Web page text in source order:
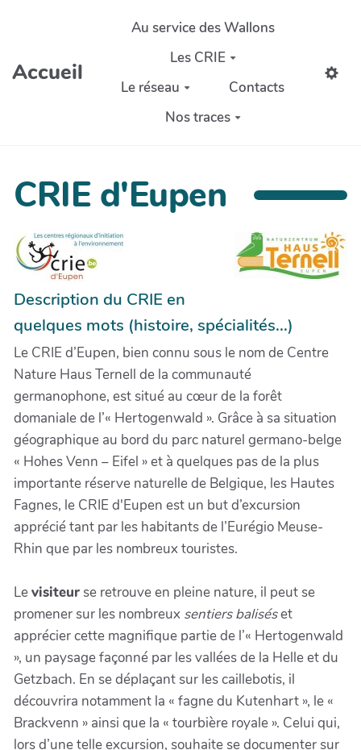
Aller au contenu principal
Accueil
Au service des Wallons
Les CRIE
Le réseau
Contacts
Nos traces
CRIE d'Eupen
Description du CRIE en
quelques mots (histoire, spécialités...)
Le CRIE d’Eupen, bien connu sous le nom de Centre
Nature Haus Ternell de la communauté
germanophone, est situé au cœur de la forêt
domaniale de l’« Hertogenwald ». Grâce à sa situation
géographique au bord du parc naturel germano-belge
« Hohes Venn – Eifel » et à quelques pas de la plus
importante réserve naturelle de Belgique, les Hautes
Fagnes, le CRIE d'Eupen est un but d’excursion
apprécié tant par les habitants de l’Eurégio Meuse-
Rhin que par les nombreux touristes.
Levisiteurse retrouve en pleine nature, il peut se
promener sur les nombreux sentiers baliséset
apprécier cette magnifique partie de l’« Hertogenwald
», un paysage façonné par les vallées de la Helle et du
Getzbach. En se déplaçant sur les caillebotis, il
découvrira notamment la « fagne du Kutenhart », le «
Brackvenn » ainsi que la « tourbière royale ». Celui qui,
lors d’une telle excursion, souhaite se documenter sur